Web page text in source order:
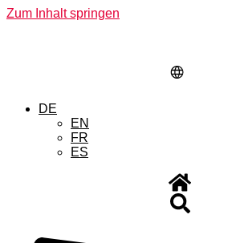
Zum Inhalt springen
DE
EN
FR
ES